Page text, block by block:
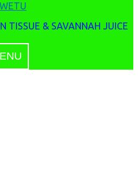
& SAVANNAH JUICE